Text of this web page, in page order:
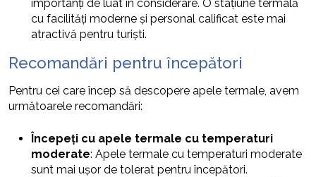
importanți de luat în considerare. O stațiune termală
cu facilități moderne și personal calificat este mai
atractivă pentru turiști.
Recomandări pentru începători
Pentru cei care încep să descopere apele termale, avem
următoarele recomandări:
Începeți cu apele termale cu temperaturi
moderate: Apele termale cu temperaturi moderate
sunt mai ușor de tolerat pentru începători.